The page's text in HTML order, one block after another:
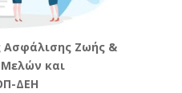
Ασφάλισης Ζωής &
Μελών και
ΔΕΗ